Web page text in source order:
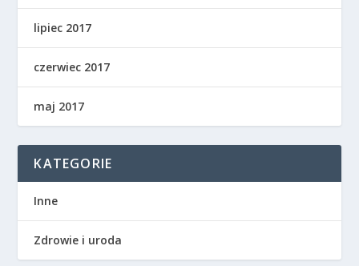
lipiec 2017
czerwiec 2017
maj 2017
KATEGORIE
Inne
Zdrowie i uroda